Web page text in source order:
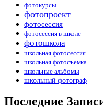
фотокурсы
фотопроект
фотосессия
фотосессия в школе
фотошкола
школьная фотосессия
школьная фотосъемка
школьные альбомы
школьный фотограф
Последние